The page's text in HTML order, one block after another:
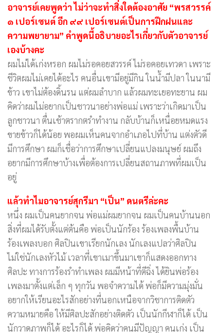
อาจารย์เคยพูดว่า ไม่ว่าจะทำสิ่งใดต้องอาศัย “พรสวรรค์
๑ เปอร์เซนต์ อีก ๙๙ เปอร์เซนต์เป็นการฝึกฝนและ
ความพยายาม” คำพูดนี้อธิบายอะไรเกี่ยวกับตัวอาจารย์
เองบ้างคะ
ผมไม่ได้เก่งหรอก ผมไม่รอคอยสวรรค์ ไม่รอคอยเทวดา เพราะ
ชีวิตผมไม่เคยได้อะไร คนอื่นเขามีอยู่มีกิน ในน้ำมีปลา ในนามี
ข้าว เขาไม่ต้องดิ้นรน แต่ผมลำบาก แล้วผมทะเยอทะยาน ผม
คิดว่าผมไม่อยากเป็นชาวนาอย่างพ่อแม่ เพราะว่าเกิดมาเป็น
ลูกชาวนา ตื่นเช้าตรากตรำทำงาน กลับบ้านก็เหนื่อยหมดแรง
ขายข้าวก็ได้น้อย พอผมเห็นคนจากอำเภอไปที่บ้าน แต่งตัวดี
มีการศึกษา ผมก็เชื่อว่าการศึกษาเปลี่ยนแปลงมนุษย์ ผมถึง
อยากมีการศึกษาบ้างเพื่อต้องการเปลี่ยนสถานภาพที่ผมเป็น
อยู่
แล้วทำไมอาจารย์สุกรีมา “เป็น” ดนตรีล่ะคะ
หนึ่ง ผมเป็นคนยากจน พ่อแม่ผมยากจน ผมเป็นคนบ้านนอก
สิ่งที่ผมได้รับตั้งแต่ต้นคือ พ่อเป็นนักร้อง ร้องเพลงพื้นบ้าน
ร้องเพลงบอก ศิลปินเขาเรียกนักเลง นักเลงแปลว่าศิลปิน
ไม่ใช่นักเลงหัวไม้ เวลาที่เขาเมาขึ้นมาเขาก็แสดงออกทาง
ศิลปะ ทางการร้องรำทำเพลง ผมมีหน้าที่ตีฉิ่ง ได้ยินพ่อร้อง
เพลงมาตั้งแต่เล็ก ๆ ทุกวัน พอจำความได้ พ่อก็มีความมุ่งมั่น
อยากให้เรียนอะไรสักอย่างที่นอกเหนือจากวิชาการติดตัว
ความหมายคือ ให้มีศิลปะสักอย่างติดตัว เป็นนักกีฬาก็ได้ เป็น
นักวาดภาพก็ได้ อะไรก็ได้ พ่อคิดว่าคนมีปัญญา คนเก่ง เป็น